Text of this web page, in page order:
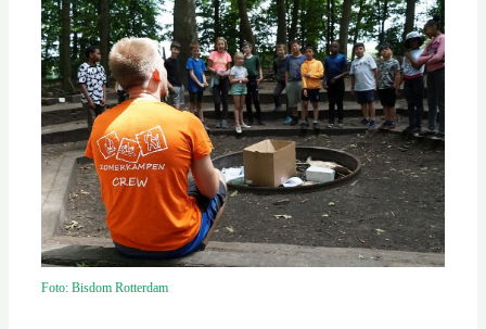
Foto: Bisdom Rotterdam